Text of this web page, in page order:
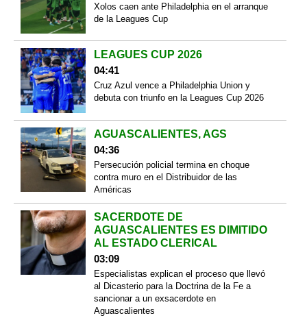
Xolos caen ante Philadelphia en el arranque
de la Leagues Cup
LEAGUES CUP 2026
04:41
Cruz Azul vence a Philadelphia Union y
debuta con triunfo en la Leagues Cup 2026
AGUASCALIENTES, AGS
04:36
Persecución policial termina en choque
contra muro en el Distribuidor de las
Américas
SACERDOTE DE
AGUASCALIENTES ES DIMITIDO
AL ESTADO CLERICAL
03:09
Especialistas explican el proceso que llevó
al Dicasterio para la Doctrina de la Fe a
sancionar a un exsacerdote en
Aguascalientes